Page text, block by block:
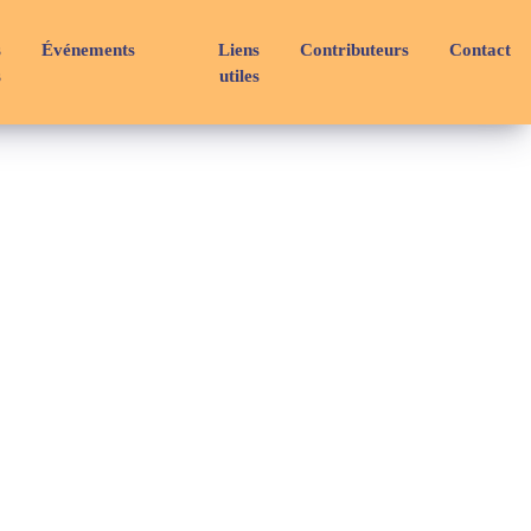
Événements
Liens
utiles
Contributeurs Contact